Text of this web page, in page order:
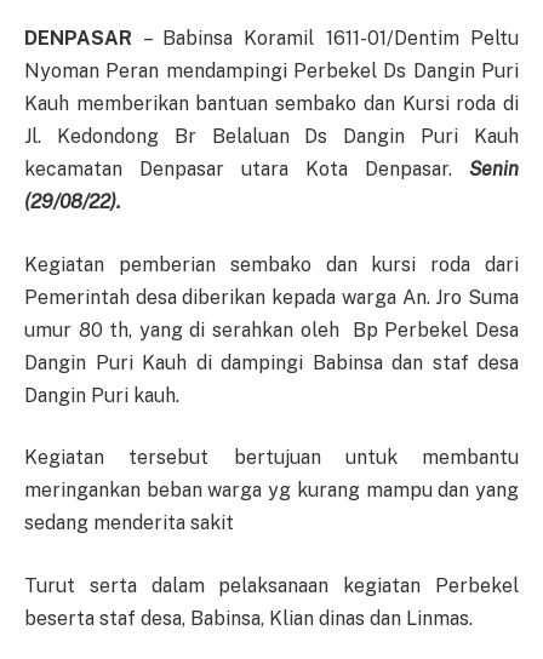
DENPASAR – Babinsa Koramil 1611-01/Dentim Peltu
Nyoman Peran mendampingi Perbekel Ds Dangin Puri
Kauh memberikan bantuan sembako dan Kursi roda di
Jl. Kedondong Br Belaluan Ds Dangin Puri Kauh
kecamatan Denpasar utara Kota Denpasar. Senin
(29/08/22).
Kegiatan pemberian sembako dan kursi roda dari
Pemerintah desa diberikan kepada warga An. Jro Suma
umur 80 th, yang di serahkan oleh Bp Perbekel Desa
Dangin Puri Kauh di dampingi Babinsa dan staf desa
Dangin Puri kauh.
Kegiatan tersebut bertujuan untuk membantu
meringankan beban warga yg kurang mampu dan yang
sedang menderita sakit
Turut serta dalam pelaksanaan kegiatan Perbekel
beserta staf desa, Babinsa, Klian dinas dan Linmas.